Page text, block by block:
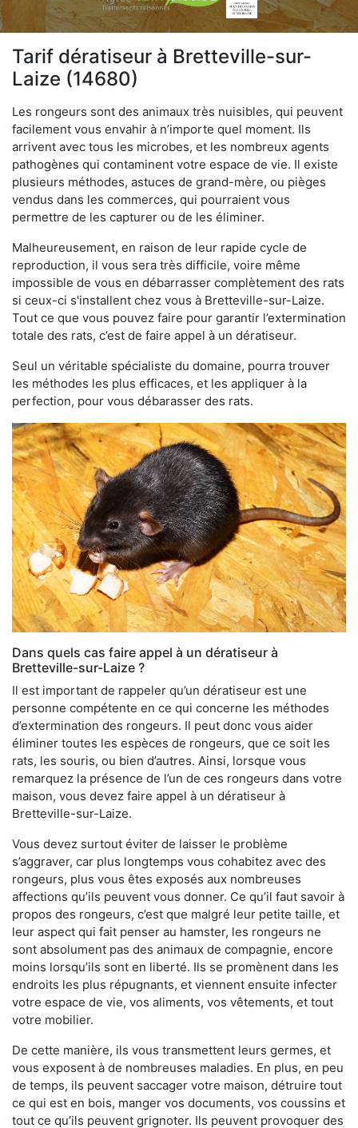
Tarif dératiseur à Bretteville-sur-
Laize (14680)
Les rongeurs sont des animaux très nuisibles, qui peuvent
facilement vous envahir à n’importe quel moment. Ils
arrivent avec tous les microbes, et les nombreux agents
pathogènes qui contaminent votre espace de vie. Il existe
plusieurs méthodes, astuces de grand-mère, ou pièges
vendus dans les commerces, qui pourraient vous
permettre de les capturer ou de les éliminer.
Malheureusement, en raison de leur rapide cycle de
reproduction, il vous sera très difficile, voire même
impossible de vous en débarrasser complètement des rats
si ceux-ci s'installent chez vous à Bretteville-sur-Laize.
Tout ce que vous pouvez faire pour garantir l’extermination
totale des rats, c’est de faire appel à un dératiseur.
Seul un véritable spécialiste du domaine, pourra trouver
les méthodes les plus efficaces, et les appliquer à la
perfection, pour vous débarasser des rats.
Dans quels cas faire appel à un dératiseur à
Bretteville-sur-Laize ?
Il est important de rappeler qu’un dératiseur est une
personne compétente en ce qui concerne les méthodes
d’extermination des rongeurs. Il peut donc vous aider
éliminer toutes les espèces de rongeurs, que ce soit les
rats, les souris, ou bien d’autres. Ainsi, lorsque vous
remarquez la présence de l’un de ces rongeurs dans votre
maison, vous devez faire appel à un dératiseur à
Bretteville-sur-Laize.
Vous devez surtout éviter de laisser le problème
s’aggraver, car plus longtemps vous cohabitez avec des
rongeurs, plus vous êtes exposés aux nombreuses
affections qu’ils peuvent vous donner. Ce qu’il faut savoir à
propos des rongeurs, c’est que malgré leur petite taille, et
leur aspect qui fait penser au hamster, les rongeurs ne
sont absolument pas des animaux de compagnie, encore
moins lorsqu’ils sont en liberté. Ils se promènent dans les
endroits les plus répugnants, et viennent ensuite infecter
votre espace de vie, vos aliments, vos vêtements, et tout
votre mobilier.
De cette manière, ils vous transmettent leurs germes, et
vous exposent à de nombreuses maladies. En plus, en peu
de temps, ils peuvent saccager votre maison, détruire tout
ce qui est en bois, manger vos documents, vos coussins et
tout ce qu’ils peuvent grignoter. Ils peuvent provoquer des